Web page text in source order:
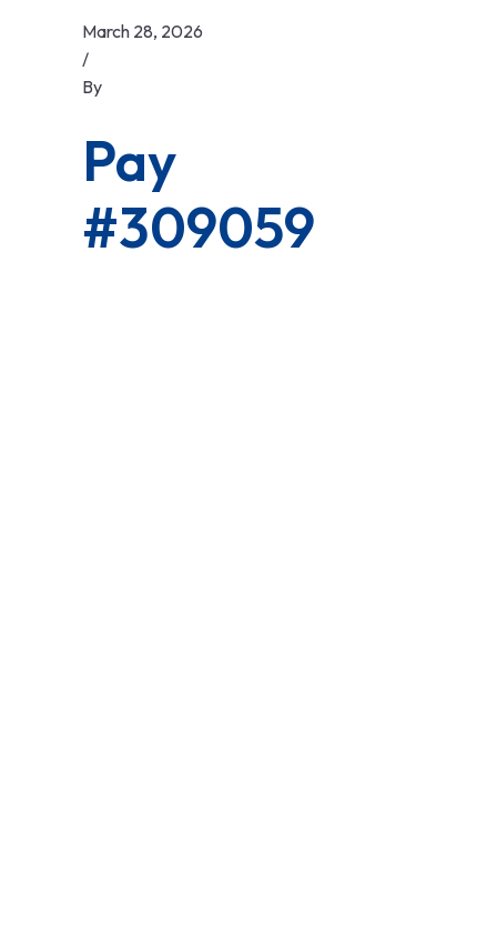
March 28, 2026
/
By
Pay
#309059